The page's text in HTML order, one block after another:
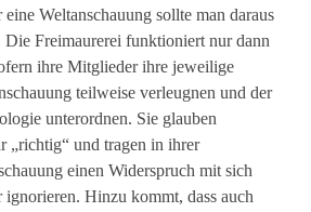
Weltanschauung sollte man daraus
Die Freimaurerei funktioniert nur dann
ihre Mitglieder ihre jeweilige
teilweise verleugnen und der
unterordnen. Sie glauben
„richtig“ und tragen in ihrer
einen Widerspruch mit sich
ignorieren. Hinzu kommt, dass auch